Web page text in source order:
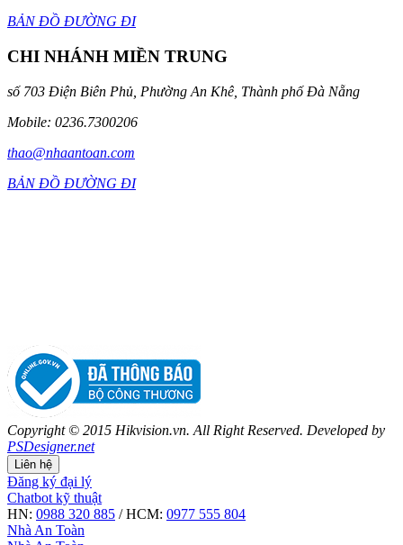
BẢN ĐỒ ĐƯỜNG ĐI
CHI NHÁNH MIỀN TRUNG
số 703 Điện Biên Phủ, Phường An Khê, Thành phố Đà Nẵng
Mobile: 0236.7300206
thao@nhaantoan.com
BẢN ĐỒ ĐƯỜNG ĐI
Copyright © 2015 Hikvision.vn. All Right Reserved. Developed by
PSDesigner.net
Liên hệ
Đăng ký đại lý
Chatbot kỹ thuật
HN: 0988 320 885 / HCM: 0977 555 804
Nhà An Toàn